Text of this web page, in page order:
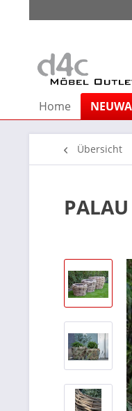
Home
Übersicht